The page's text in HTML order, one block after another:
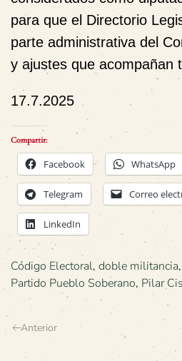
para que el Directorio
parte administrativa del
y ajustes que acompañan
17.7.2025
Compartir:
Facebook WhatsApp
Telegram Correo
LinkedIn
Código Electoral, doble militancia,
Partido Pueblo Soberano, Pilar
Anterior